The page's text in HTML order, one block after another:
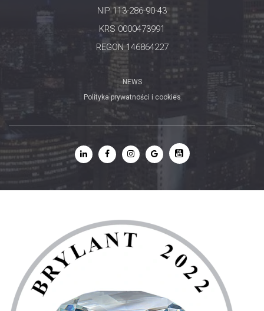
NIP 113-286-90-43
KRS 0000473991
REGON 146864227
NEWS
Polityka prywatności i cookies